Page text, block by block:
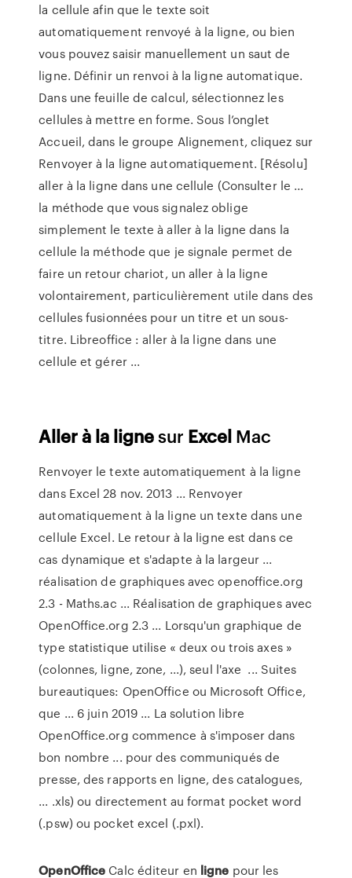
la cellule afin que le texte soit
automatiquement renvoyé à la ligne, ou bien
vous pouvez saisir manuellement un saut de
ligne. Définir un renvoi à la ligne automatique.
Dans une feuille de calcul, sélectionnez les
cellules à mettre en forme. Sous l’onglet
Accueil, dans le groupe Alignement, cliquez sur
Renvoyer à la ligne automatiquement. [Résolu]
aller à la ligne dans une cellule (Consulter le ...
la méthode que vous signalez oblige
simplement le texte à aller à la ligne dans la
cellule la méthode que je signale permet de
faire un retour chariot, un aller à la ligne
volontairement, particulièrement utile dans des
cellules fusionnées pour un titre et un sous-
titre. Libreoffice : aller à la ligne dans une
cellule et gérer ...
Allerà la lignesur Excel Mac
Renvoyer le texte automatiquement à la ligne
dans Excel 28 nov. 2013 ... Renvoyer
automatiquement à la ligne un texte dans une
cellule Excel. Le retour à la ligne est dans ce
cas dynamique et s'adapte à la largeur ...
réalisation de graphiques avec openoffice.org
2.3 - Maths.ac ... Réalisation de graphiques avec
OpenOffice.org 2.3 ... Lorsqu'un graphique de
type statistique utilise « deux ou trois axes »
(colonnes, ligne, zone, ...), seul l'axe ... Suites
bureautiques: OpenOffice ou Microsoft Office,
que ... 6 juin 2019 ... La solution libre
OpenOffice.org commence à s'imposer dans
bon nombre ... pour des communiqués de
presse, des rapports en ligne, des catalogues,
... .xls) ou directement au format pocket word
(.psw) ou pocket excel (.pxl).
OpenOffice Calc éditeur en ligne pour les